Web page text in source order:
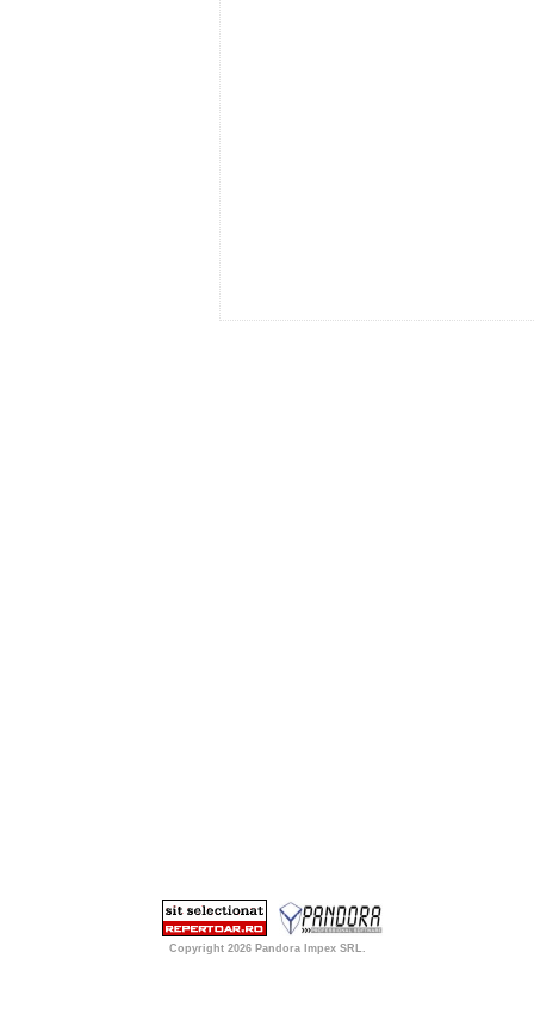
Copyright 2026 Pandora Impex SRL.